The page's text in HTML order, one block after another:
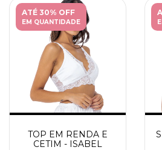
ATÉ 30% OFF
EM QUANTIDADE
TOP EM RENDA E
CETIM - ISABEL